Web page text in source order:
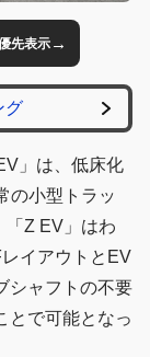
先表示→
グ
」は、低床化
の小型トラッ
「Z EV」はわ
イアウトとEV
シャフトの不要
とで可能となっ